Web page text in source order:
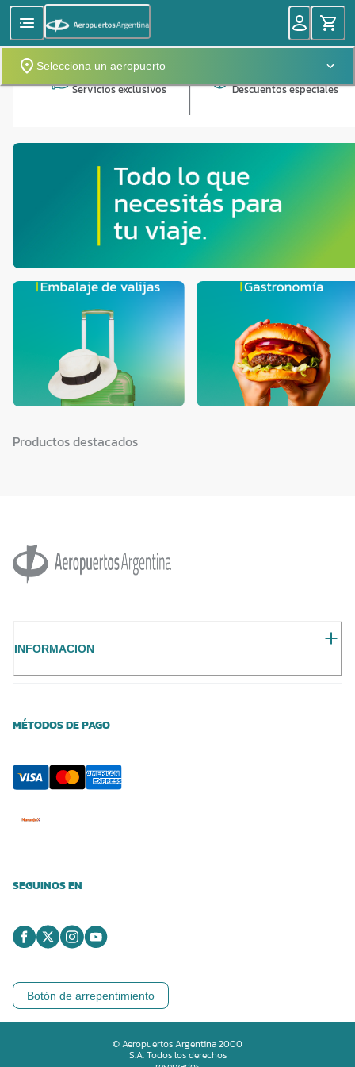
Selecciona un aeropuerto
Servicios exclusivos Descuentos especiales
Productos destacados
INFORMACION
MÉTODOS DE PAGO
SEGUINOS EN
Botón de arrepentimiento
© Aeropuertos Argentina 2000
S.A. Todos los derechos